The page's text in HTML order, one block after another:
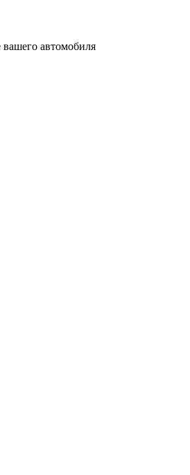
вашего автомобиля